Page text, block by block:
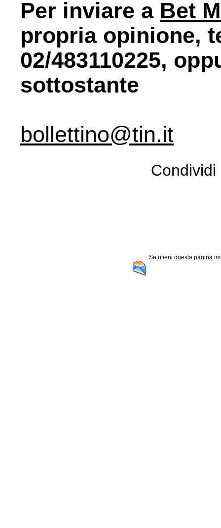
Per inviare a Bet
propria opinione,
02/483110225,
sottostante
bollettino@tin.it
Se ritieni questa pagina